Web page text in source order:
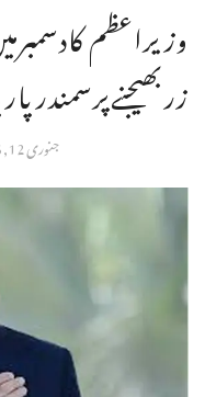
وزیراعظم
جنوری 12, 2026